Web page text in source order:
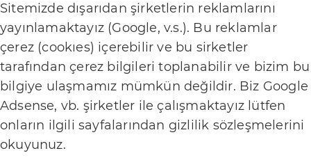
b
e
k
A
n
n
e
Sitemizde dışarıdan şirketlerin reklamlarını
yayınlamaktayız (Google, v.s.). Bu reklamlar
çerez (cookıes) içerebilir ve bu sirketler
tarafından çerez bilgileri toplanabilir ve bizim bu
bilgiye ulaşmamız mümkün değildir. Biz Google
Adsense, vb. şirketler ile çalışmaktayız lütfen
onların ilgili sayfalarından gizlilik sözleşmelerini
okuyunuz.